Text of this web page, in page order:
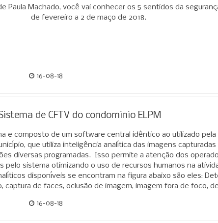
Paula Machado, você vai conhecer os 5 sentidos da
de fevereiro a 2 de maço de 2018.
16-08-18
de CFTV do condominio ELPM
e composto de um software central idêntico ao utilizado
que utiliza inteligência analítica das imagens
diversas programadas. Isso permite a atenção dos
pelo sistema otimizando o uso de recursos humanos na
disponíveis se encontram na figura abaixo são eles:
captura de faces, oclusão de imagem, imagem fora de foco,
16-08-18